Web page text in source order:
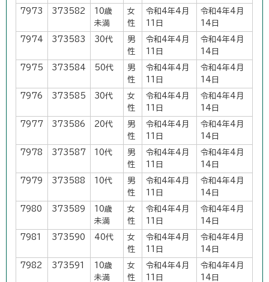
7973 373582
10歳
未満
女
性
令和4年4月
11日
令和4年4月
14日
7974 373583 30代
男
性
令和4年4月
11日
令和4年4月
14日
7975 373584 50代
男
性
令和4年4月
11日
令和4年4月
14日
7976 373585 30代
女
性
令和4年4月
11日
令和4年4月
14日
7977 373586 20代
男
性
令和4年4月
11日
令和4年4月
14日
7978 373587 10代
男
性
令和4年4月
11日
令和4年4月
14日
7979 373588 10代
男
性
令和4年4月
11日
令和4年4月
14日
7980 373589
10歳
未満
女
性
令和4年4月
11日
令和4年4月
14日
7981 373590 40代
女
性
令和4年4月
11日
令和4年4月
14日
7982 373591
10歳
未満
女
性
令和4年4月
11日
令和4年4月
14日